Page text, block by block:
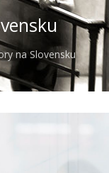
na Slovensku